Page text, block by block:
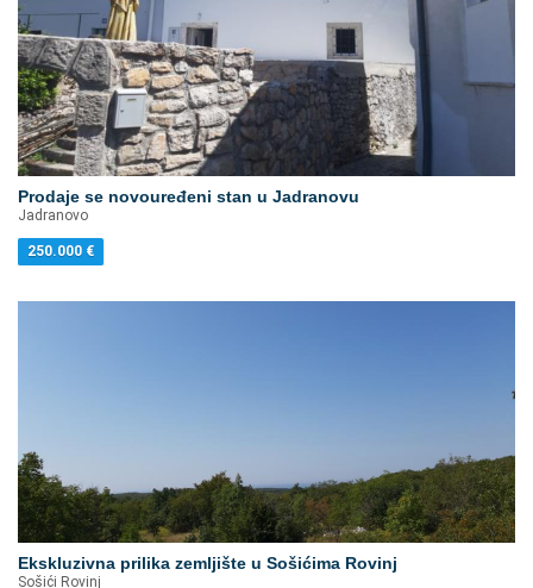
Prodaje se novouređeni stan u Jadranovu
Jadranovo
250.000 €
Ekskluzivna prilika zemljište u Sošićima Rovinj
Sošići Rovinj